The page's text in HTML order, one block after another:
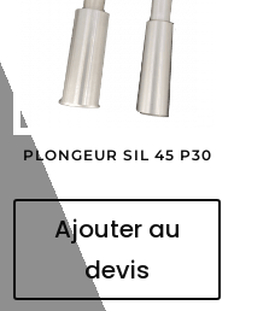
PLONGEUR SIL 45 P30
Ajouter au
devis